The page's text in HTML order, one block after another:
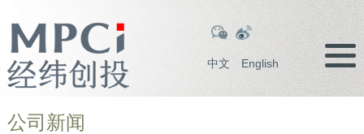
中文 English
公司新闻